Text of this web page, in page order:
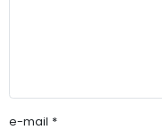
e-mail *